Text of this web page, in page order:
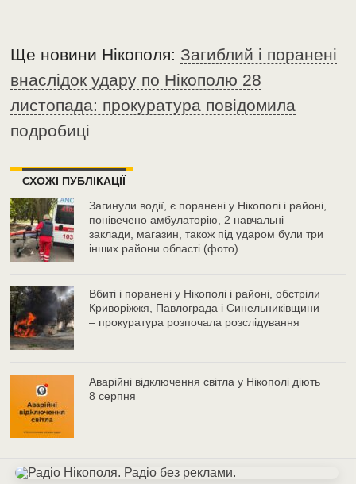
Ще новини Нікополя: Загиблий і поранені
внаслідок удару по Нікополю 28
листопада: прокуратура повідомила
подробиці
СХОЖІ ПУБЛІКАЦІЇ
Загинули водії, є поранені у Нікополі і районі,
понівечено амбулаторію, 2 навчальні
заклади, магазин, також під ударом були три
інших райони області (фото)
Вбиті і поранені у Нікополі і районі, обстріли
Криворіжжя, Павлограда і Синельниківщини
– прокуратура розпочала розслідування
Аварійні відключення світла у Нікополі діють
8 серпня